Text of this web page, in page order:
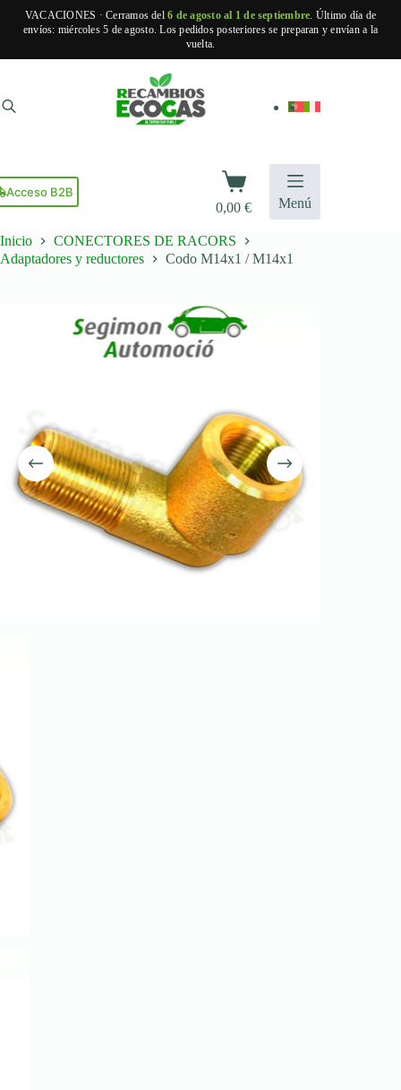
VACACIONES · Cerramos del6 de agosto al 1 de septiembre. Último día de
envíos: miércoles 5 de agosto. Los pedidos posteriores se preparan y envían a la
vuelta.
contenido
Acceso B2B
Carro
de
compra
0,00€ Menú
Inicio
CONECTORES DE RACORS
Adaptadores y reductores
Codo M14x1 / M14x1